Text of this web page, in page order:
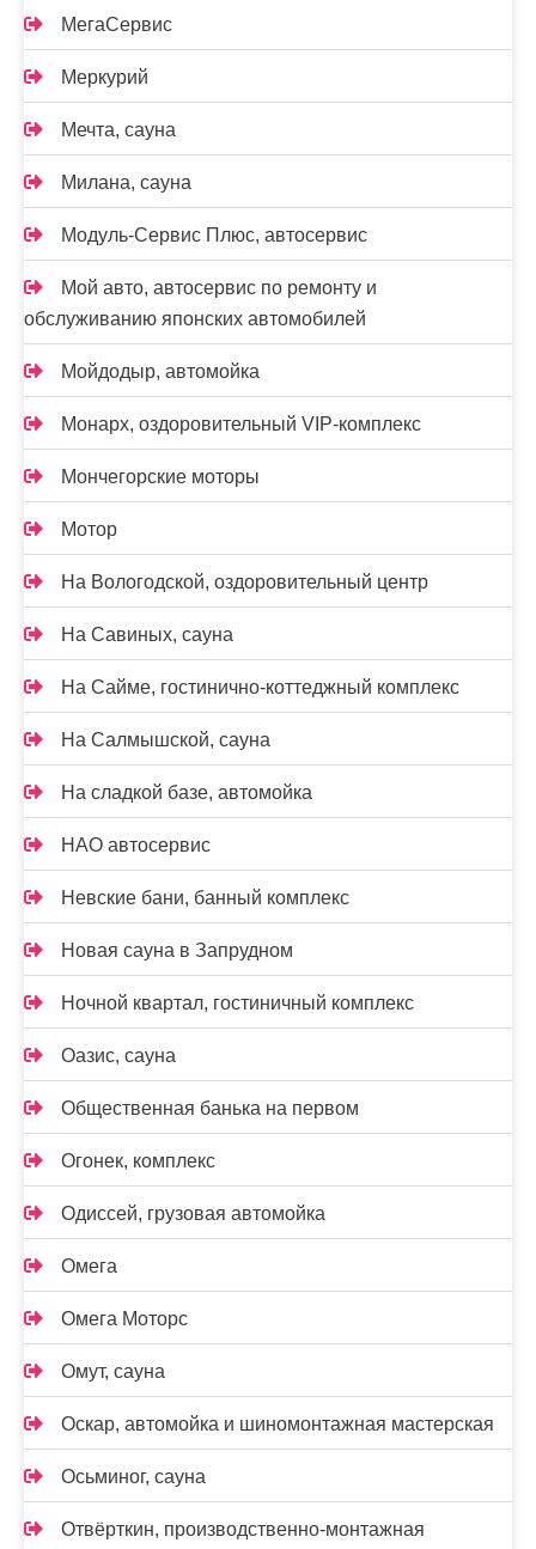
МегаСервис
Меркурий
Мечта, сауна
Милана, сауна
Модуль-Сервис Плюс, автосервис
Мой авто, автосервис по ремонту и
обслуживанию японских автомобилей
Мойдодыр, автомойка
Монарх, оздоровительный VIP-комплекс
Мончегорские моторы
Мотор
На Вологодской, оздоровительный центр
На Савиных, сауна
На Сайме, гостинично-коттеджный комплекс
На Салмышской, сауна
На сладкой базе, автомойка
НАО автосервис
Невские бани, банный комплекс
Новая сауна в Запрудном
Ночной квартал, гостиничный комплекс
Оазис, сауна
Общественная банька на первом
Огонек, комплекс
Одиссей, грузовая автомойка
Омега
Омега Моторс
Омут, сауна
Оскар, автомойка и шиномонтажная мастерская
Осьминог, сауна
Отвёрткин, производственно-монтажная